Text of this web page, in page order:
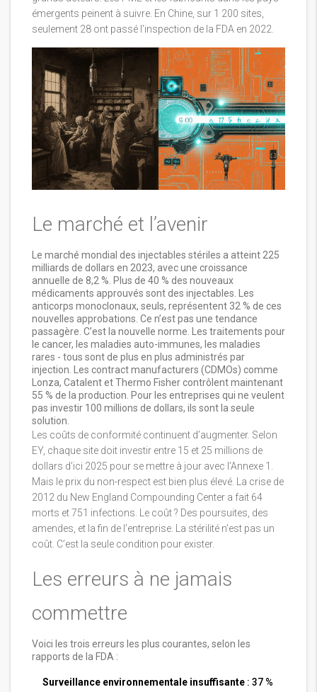
émergents peinent à suivre. En Chine, sur 1 200 sites,
seulement 28 ont passé l’inspection de la FDA en 2022.
Le marché et l’avenir
Le marché mondial des injectables stériles a atteint 225
milliards de dollars en 2023, avec une croissance
annuelle de 8,2 %. Plus de 40 % des nouveaux
médicaments approuvés sont des injectables. Les
anticorps monoclonaux, seuls, représentent 32 % de ces
nouvelles approbations. Ce n’est pas une tendance
passagère. C’est la nouvelle norme. Les traitements pour
le cancer, les maladies auto-immunes, les maladies
rares - tous sont de plus en plus administrés par
injection. Les contract manufacturers (CDMOs) comme
Lonza, Catalent et Thermo Fisher contrôlent maintenant
55 % de la production. Pour les entreprises qui ne veulent
pas investir 100 millions de dollars, ils sont la seule
solution.
Les coûts de conformité continuent d’augmenter. Selon
EY, chaque site doit investir entre 15 et 25 millions de
dollars d’ici 2025 pour se mettre à jour avec l’Annexe 1.
Mais le prix du non-respect est bien plus élevé. La crise de
2012 du New England Compounding Center a fait 64
morts et 751 infections. Le coût ? Des poursuites, des
amendes, et la fin de l’entreprise. La stérilité n’est pas un
coût. C’est la seule condition pour exister.
Les erreurs à ne jamais
commettre
Voici les trois erreurs les plus courantes, selon les
rapports de la FDA :
Surveillance environnementale insuffisante : 37 %